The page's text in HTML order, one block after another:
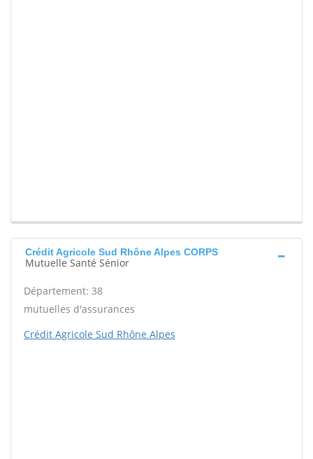
Crédit Agricole Sud Rhône Alpes CORPS
Mutuelle Santé Sénior
Département: 38
mutuelles d'assurances
Crédit Agricole Sud Rhône Alpes